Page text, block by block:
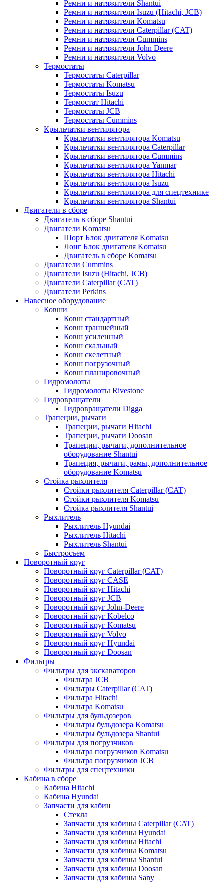
Ремни и натяжители Shantui
Ремни и натяжители Isuzu (Hitachi, JCB)
Ремни и натяжители Komatsu
Ремни и натяжители Caterpillar (CAT)
Ремни и натяжители Cummins
Ремни и натяжители John Deere
Ремни и натяжители Volvo
Термостаты
Термостаты Caterpillar
Термостаты Komatsu
Термостаты Isuzu
Термостат Hitachi
Термостаты JCB
Термостаты Cummins
Крыльчатки вентилятора
Крыльчатки вентилятора Komatsu
Крыльчатки вентилятора Caterpillar
Крыльчатки вентилятора Cummins
Крыльчатки вентилятора Yanmar
Крыльчатки вентилятора Hitachi
Крыльчатки вентилятора Isuzu
Крыльчатки вентилятора для спецтехнике
Крыльчатки вентилятора Shantui
Двигатели в сборе
Двигатель в сборе Shantui
Двигатели Komatsu
Шорт Блок двигателя Komatsu
Лонг Блок двигателя Komatsu
Двигатель в сборе Komatsu
Двигатели Cummins
Двигатели Isuzu (Hitachi, JCB)
Двигатели Caterpillar (CAT)
Двигатели Perkins
Навесное оборудование
Ковши
Ковш стандартный
Ковш траншейный
Ковш усиленный
Ковш скальный
Ковш скелетный
Ковш погрузочный
Ковш планировочный
Гидромолоты
Гидромолоты Rivestone
Гидровращатели
Гидровращатели Digga
Трапеции, рычаги
Трапеции, рычаги Hitachi
Трапеции, рычаги Doosan
Трапеции, рычаги, дополнительное
оборудование Shantui
Трапеция, рычаги, рамы, дополнительное
оборудование Komatsu
Стойка рыхлителя
Стойки рыхлителя Caterpillar (CAT)
Стойки рыхлителя Komatsu
Стойка рыхлителя Shantui
Рыхлитель
Рыхлитель Hyundai
Рыхлитель Hitachi
Рыхлитель Shantui
Быстросъем
Поворотный круг
Поворотный круг Caterpillar (CAT)
Поворотный круг CASE
Поворотный круг Hitachi
Поворотный круг JCB
Поворотный круг John-Deere
Поворотный круг Kobelco
Поворотный круг Komatsu
Поворотный круг Volvo
Поворотный круг Hyundai
Поворотный круг Doosan
Фильтры
Фильтры для экскаваторов
Фильтра JCB
Фильтры Caterpillar (CAT)
Фильтра Hitachi
Фильтра Komatsu
Фильтры для бульдозеров
Фильтры бульдозера Komatsu
Фильтры бульдозера Shantui
Фильтры для погрузчиков
Фильтра погрузчиков Komatsu
Фильтра погрузчиков JCB
Фильтры для спецтехники
Кабина в сборе
Кабина Hitachi
Кабина Hyundai
Запчасти для кабин
Стекла
Запчасти для кабины Caterpillar (CAT)
Запчасти для кабины Hyundai
Запчасти для кабины Hitachi
Запчасти для кабины Komatsu
Запчасти для кабины Shantui
Запчасти для кабины Doosan
Запчасти для кабины Sany